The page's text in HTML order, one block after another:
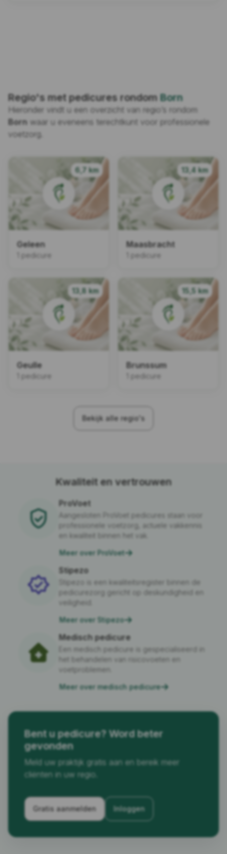
Regio's met pedicures rondom Born
Hieronder vindt u een overzicht van regio’s rondom
Born waar u eveneens terechtkunt voor professionele
voetzorg.
6,7 km
Geleen
1 pedicure
13,4 km
Maasbracht
1 pedicure
13,8 km
Geulle
1 pedicure
15,5 km
Brunssum
1 pedicure
Bekijk alle regio's
Kwaliteit en vertrouwen
ProVoet
Aangesloten ProVoet pedicures staan voor
professionele voetzorg, actuele vakkennis
en kwaliteit binnen het vak.
Meer over ProVoet
Stipezo
Stipezo is een kwaliteitsregister binnen de
pedicurezorg gericht op deskundigheid en
veiligheid.
Meer over Stipezo
Medisch pedicure
Een medisch pedicure is gespecialiseerd in
het behandelen van risicovoeten en
voetproblemen.
Meer over medisch pedicure
Bent u pedicure? Word beter
gevonden
Meld uw praktijk gratis aan en bereik meer
cliënten in uw regio.
Gratis aanmelden Inloggen